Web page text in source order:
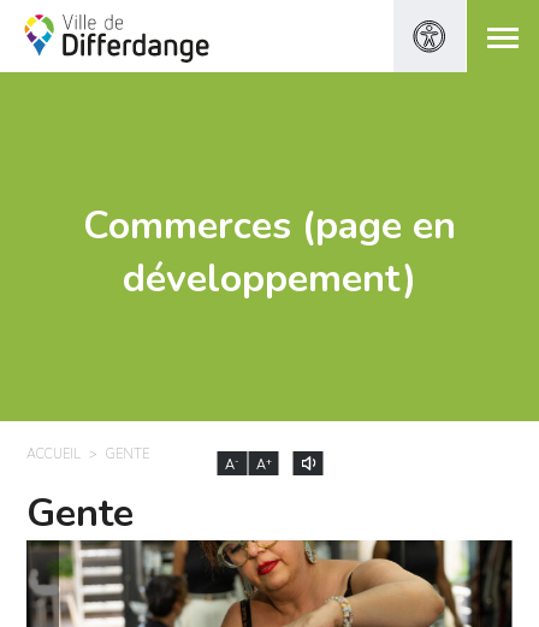
Commerces (page en
développement)
ACCUEIL GENTE
A- A+
Gente